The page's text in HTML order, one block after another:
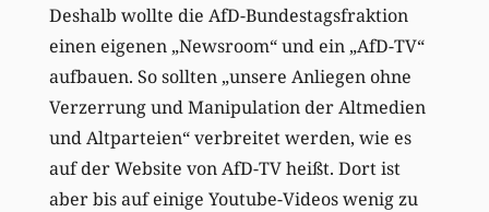
Deshalb wollte die AfD-Bundestagsfraktion
einen eigenen „Newsroom“ und ein „AfD-TV“
aufbauen. So sollten „unsere Anliegen ohne
Verzerrung und Manipulation der Altmedien
und Altparteien“ verbreitet werden, wie es
auf der Website von AfD-TV heißt. Dort ist
aber bis auf einige Youtube-Videos wenig zu